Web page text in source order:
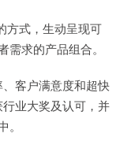
方式，生动呈现可
求的产品组合。
客户满意度和超快
业大奖及认可，并